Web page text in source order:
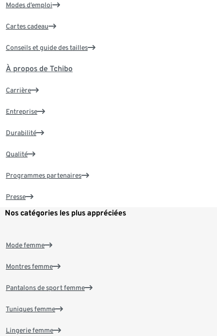
Modes d’emploi
Cartes cadeau
Conseils et guide des tailles
À propos de Tchibo
Carrière
Entreprise
Durabilité
Qualité
Programmes partenaires
Presse
Nos catégories les plus appréciées
Mode femme
Montres femme
Pantalons de sport femme
Tuniques femme
Lingerie femme